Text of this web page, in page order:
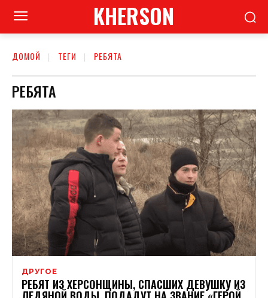
KHERSON
ДОМОЙ ТЕГИ РЕБЯТА
РЕБЯТА
ДРУГОЕ
РЕБЯТ ИЗ ХЕРСОНЩИНЫ, СПАСШИХ ДЕВУШКУ ИЗ